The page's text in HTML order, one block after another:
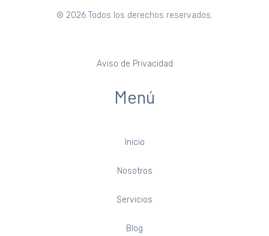
© 2026 Todos los derechos reservados.
Aviso de Privacidad
Menú
Inicio
Nosotros
Servicios
Blog